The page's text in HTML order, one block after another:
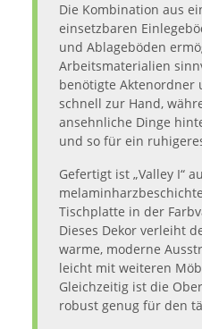
Die Kombination aus
einsetzbaren
und Ablageböden
Arbeitsmaterialien
benötigte Aktenordner
schnell zur Hand,
ansehnliche Dinge
und so für ein
Gefertigt ist „Valley I“
Tischplatte in der
Dieses Dekor verleiht
warme, moderne
leicht mit weiteren
Gleichzeitig ist die
robust genug für den